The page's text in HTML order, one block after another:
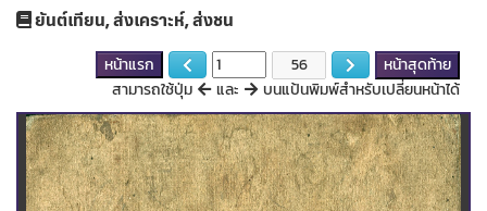
ยันต์เทียน, ส่งเคราะห์, ส่งชน
หน้าแรก
หน้าสุดท้าย
สามารถใช้ปุ่ม
และ บนแป้นพิมพ์สำหรับเปลี่ยนหน้าได้